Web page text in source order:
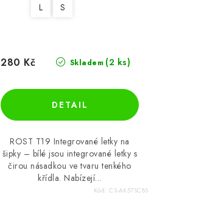
L S
Skladem (2 ks)
280 Kč
ROST T19 Integrované letky na
šipky – bílé jsou integrované letky s
čirou násadkou ve tvaru tenkého
křídla. Nabízejí...
Kód:CS-AK57SC8S